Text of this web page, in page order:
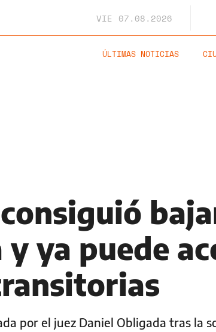
VIE 07.08.2026
ÚLTIMAS NOTICIAS
consiguió
ya puede
por el juez Daniel Obligada tras la